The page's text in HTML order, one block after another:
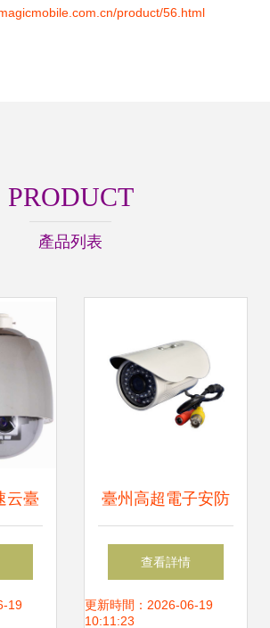
product/56.html
PRODUCT
產品列表
云臺
備
勢
19
臺州高超電子安防
設備 詳解高清夜視
30米紅外防水監控
查看詳情
更新時間：2026-06-19
10:11:23